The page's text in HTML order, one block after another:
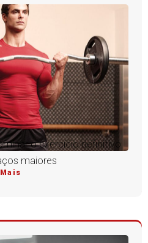
o exercício definitivo
maiores